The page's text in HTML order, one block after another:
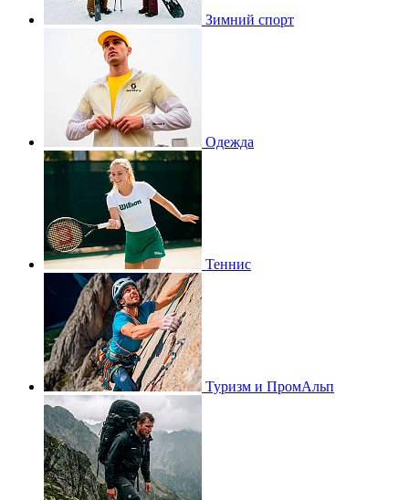
Зимний спорт
Одежда
Теннис
Туризм и ПромАльп